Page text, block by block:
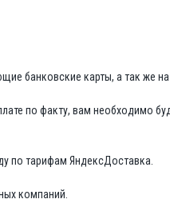
банковские карты, а так же на
по факту, вам необходимо
по тарифам ЯндексДоставка.
компаний.